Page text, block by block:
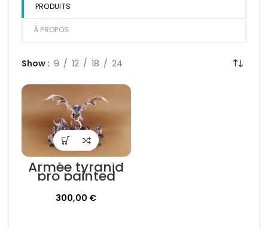
PRODUITS
À PROPOS
Show 9 12 18 24
Armée tyranid
pro painted
300,00 €